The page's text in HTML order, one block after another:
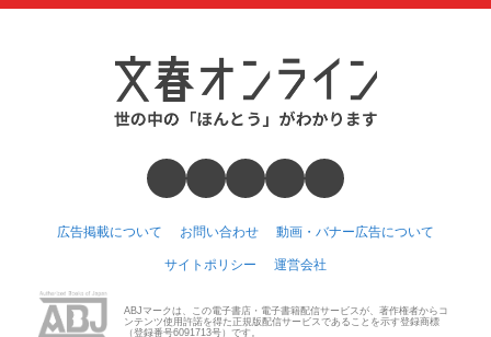
広告掲載について お問い合わせ 動画・バナー広告について
サイトポリシー 運営会社
ABJマークは、この電子書店・電子書籍配信サービスが、著作権者からコ
ンテンツ使用許諾を得た正規版配信サービスであることを示す登録商標
（登録番号6091713号）です。